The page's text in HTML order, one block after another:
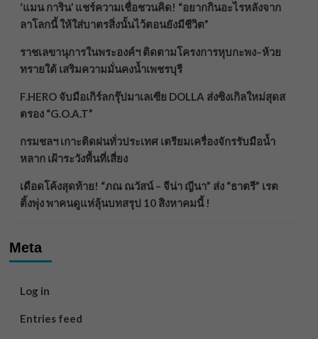
‘แมน การิน’ แชร์ความเชื่อชวนคิด! “อยากกินอะไรหลังจาก
ลาโลกนี้ ให้ใส่บาตรสิ่งนั้นไว้ตอนยังมีชีวิต”
ราชเลขานุการในพระองค์ฯ ติดตามโครงการหุบกะพง–ห้วย
ทรายใต้ เสริมความมั่นคงน้ำเพชรบุรี
F.HERO จับมือเกิร์ลกรุ๊ปมาเลเซีย DOLLA ส่งซิงเกิลใหม่สุดส
ตรอง “G.O.A.T”
กรมชลฯ เกาะติดฝนทั่วประเทศ เตรียมเครื่องจักรรับมือน้ำ
หลาก เฝ้าระวังพื้นที่เสี่ยง
เดือดโค้งสุดท้าย! “ภณ ณวัสน์ – จีน่า ญีนา” ส่ง “ธาตรี” เรต
ติ้งพุ่ง พาคนดูแห่ลุ้นบทสรุป 10 สิงหาคมนี้ !
Meta
Log in
Entries feed